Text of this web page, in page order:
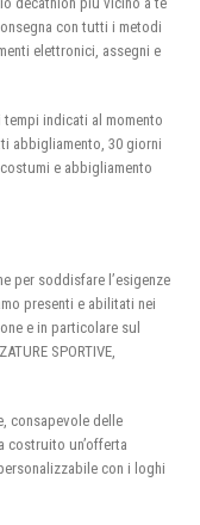
con tutti i metodi
elettronici, assegni e
indicati al momento
abbigliamento, 30 giorni
e abbigliamento
per soddisfare l’esigenze
presenti e abilitati nei
e in particolare sul
SPORTIVE,
consapevole delle
costruito un’offerta
con i loghi